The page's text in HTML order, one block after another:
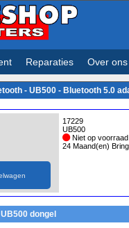
Reparaties Over ons
- UB500 - Bluetooth 5.0
17229
UB500
Niet op voorraad
24 Maand(en)
dongel